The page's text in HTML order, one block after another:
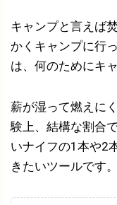
キャンプと言えば
かくキャンプに行
は、何のためにキ
薪が湿って燃えに
験上、結構な割合
いナイフの1本や2
きたいツールです。